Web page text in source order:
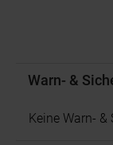
Warn- &
Keine Warn-